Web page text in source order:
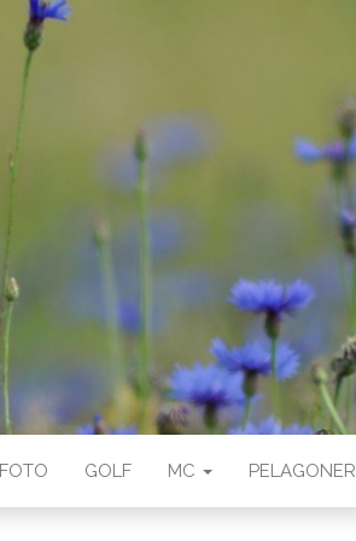
FOTO GOLF MC PELAGONER